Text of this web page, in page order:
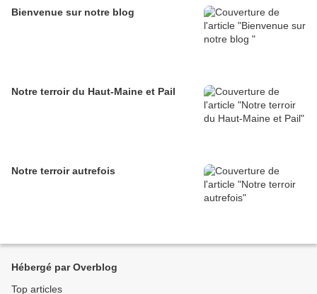
Bienvenue sur notre blog
Notre terroir du Haut-Maine et Pail
Notre terroir autrefois
Hébergé par Overblog
Top articles